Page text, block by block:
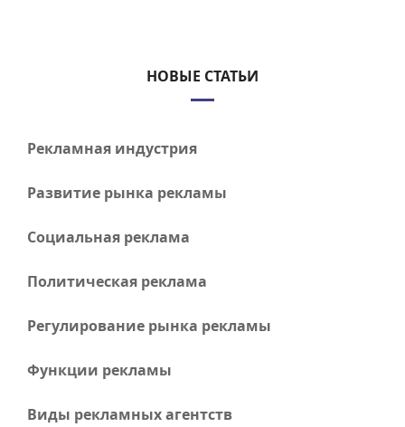
НОВЫЕ СТАТЬИ
Рекламная индустрия
Развитие рынка рекламы
Социальная реклама
Политическая реклама
Регулирование рынка рекламы
Функции рекламы
Виды рекламных агентств